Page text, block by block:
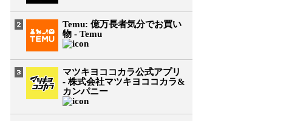
Temu: 億万長者気分でお買い
物 - Temu
マツキヨココカラ公式アプリ
- 株式会社マツキヨココカラ&
カンパニー